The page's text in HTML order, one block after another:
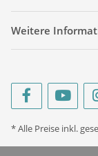
Weitere
* Alle Preise inkl.